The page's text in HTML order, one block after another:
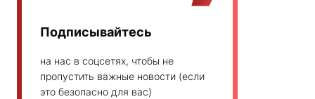
Подписывайтесь
на нас в соцсетях, чтобы не
пропустить важные новости (если
это безопасно для вас)